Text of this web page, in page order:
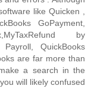
like Quicken ,
GoPayment,
by
Payroll, QuickBooks
are far more than
a search in the
will likely confused